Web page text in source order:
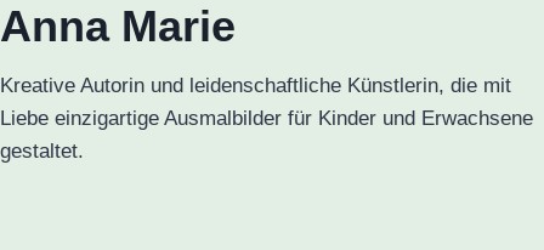
Anna Marie
Kreative Autorin und leidenschaftliche Künstlerin, die mit
Liebe einzigartige Ausmalbilder für Kinder und Erwachsene
gestaltet.